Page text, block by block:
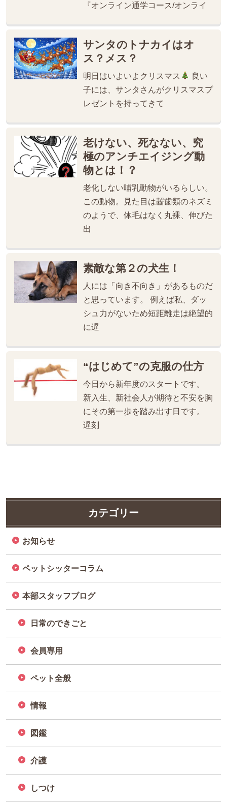
『オンライン通学コース/オンライ
サンタのトナカイはオ
ス？メス？
明日はいよいよクリスマス
良い
子には、サンタさんがクリスマスプ
レゼントを持ってきて
老けない、死なない、究
極のアンチエイジング動
物とは！？
老化しない哺乳動物がいるらしい。
この動物。見た目は齧歯類のネズミ
のようで、体毛はなく丸裸、伸びた
出
素敵な第２の犬生！
人には「向き不向き」があるものだ
と思っています。 例えば私、ダッ
シュ力がないため短距離走は絶望的
に遅
“はじめて”の克服の仕方
今日から新年度のスタートです。
新入生、新社会人が期待と不安を胸
にその第一歩を踏み出す日です。
遅刻
カテゴリー
お知らせ
ペットシッターコラム
本部スタッフブログ
日常のできごと
会員専用
ペット全般
情報
図鑑
介護
しつけ